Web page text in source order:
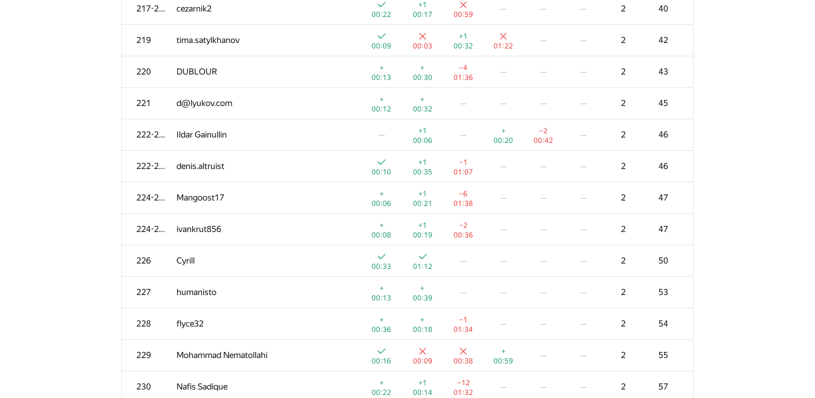
217-218 cezarnik2
00:22
+1
00:17
00:59
— — — 2 40
219 tima.satylkhanov
00:09 00:03
+1
00:32
01:22
— — 2 42
220 DUBLOUR
+
00:13
+
00:30
−4
01:36
— — — 2 43
221 d@lyukov.com
+
00:12
+
00:32
— — — — 2 45
222-223 Ildar Gainullin —
+1
00:06
—
+
00:20
−2
00:42
— 2 46
222-223 denis.altruist
00:10
+1
00:35
−1
01:07
— — — 2 46
224-225 Mangoost17
+
00:06
+1
00:21
−6
01:38
— — — 2 47
224-225 ivankrut856
+
00:08
+1
00:19
−2
00:36
— — — 2 47
226 Cyrill
00:33 01:12
— — — — 2 50
227 humanisto
+
00:13
+
00:39
— — — — 2 53
228 flyce32
+
00:36
+
00:18
−1
01:34
— — — 2 54
229 Mohammad Nematollahi
00:16 00:09 00:38
+
00:59
— — 2 55
230 Nafis Sadique
+
00:22
+1
00:14
−12
01:32
— — — 2 57